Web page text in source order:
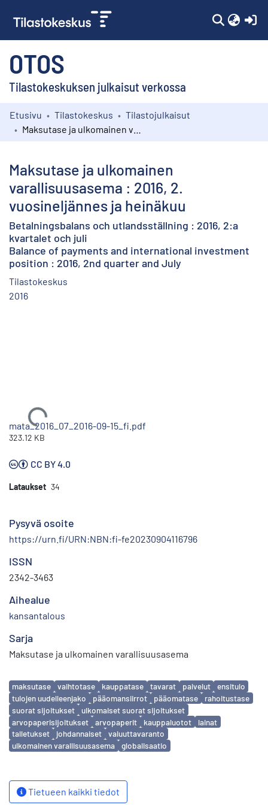
OTOS
Tilastokeskuksen julkaisut verkossa
Kokoelmat
Etusivu Tilastokeskus
Tilastojulkaisut
Maksutase ja ulkomainen
varallisuusasema : 2016, 2.
vuosineljännes ja heinäkuu
Betalningsbalans och utlandsställning : 2016, 2:a
kvartalet och juli
Balance of payments and international investment
position : 2016, 2nd quarter and July
Tilastokeskus
2016
Ladataan...
mata_2016_07_2016-09-15_fi.pdf
323.12 KB
CC BY 4.0
Lataukset 34
Pysyvä osoite
https://urn.fi/URN:NBN:fi-fe20230904116796
ISSN
2342-3463
Aihealue
kansantalous
Sarja
Maksutase ja ulkomainen varallisuusasema
Avainsanat
maksutase vaihtotase kauppatase tavarat palvelut
ensitulo
tulojen uudelleenjako
pääomansiirrot pääomatase
rahoitustase
suorat sijoitukset
ulkomaiset suorat sijoitukset
arvopaperisijoitukset
arvopaperit kauppaluotot
lainat
talletukset
johdannaiset
valuuttavaranto
ulkomainen varallisuusasema
globalisaatio
Tietueen kaikki tiedot